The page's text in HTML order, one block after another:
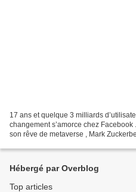
17 ans et quelque 3 milliards
changement s’amorce chez
son rêve de metaverse , Mark
Hébergé par Overblog
Top articles